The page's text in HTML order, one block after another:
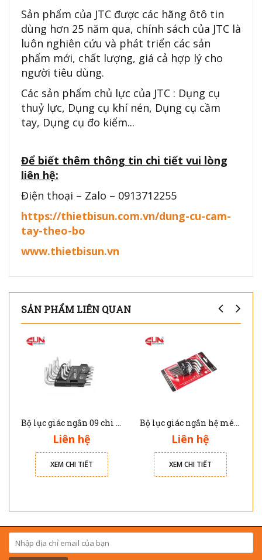
Sản phẩm của JTC được các hãng ôtô tin
dùng hơn 25 năm qua, chính sách của JTC là
luôn nghiên cứu và phát triển các sản
phẩm mới, chất lượng, giá cả hợp lý cho
người tiêu dùng.
Các sản phẩm chủ lực của JTC : Dụng cụ
thuỷ lực, Dụng cụ khí nén, Dụng cụ cầm
tay, Dụng cụ đo kiểm...
Để biết thêm thông tin chi tiết vui lòng
liên hệ:
Điện thoại – Zalo – 0913712255
https://thietbisun.com.vn/dung-cu-cam-
tay-theo-bo
www.thietbisun.vn
SẢN PHẨM LIÊN QUAN
Bộ lục giác ngắn 09 chi tiết JTC 5355
Liên hệ
XEM CHI TIẾT
Bộ lục giác ngắn hệ mét 11 chi tiết JTC 5350
Liên hệ
XEM CHI TIẾT